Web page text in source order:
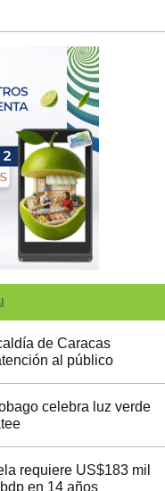
de Caracas
al público
celebra luz verde
requiere US$183 mil
en 14 años